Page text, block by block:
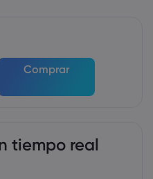
Comprar
tiempo real